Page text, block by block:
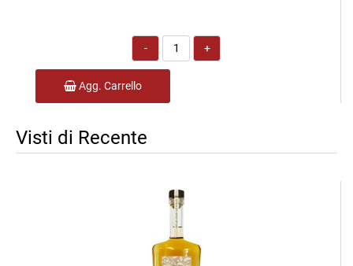
Quantità
Agg. Carrello
Visti di Recente